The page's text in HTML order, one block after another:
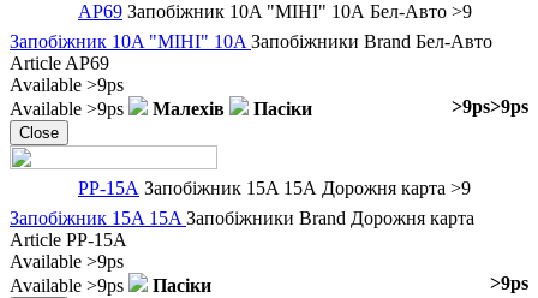
AP69 Запобіжник 10A "МІНІ" 10A Бел-Авто >9
Запобіжник 10A "МІНІ" 10A Запобіжники Brand Бел-Авто
Article AP69
Available >9ps
Available >9ps Малехів >9ps
Пасіки >9ps
Close
PP-15A Запобіжник 15A 15A Дорожня карта >9
Запобіжник 15A 15A Запобіжники Brand Дорожня карта
Article PP-15A
Available >9ps
Available >9ps Пасіки >9ps